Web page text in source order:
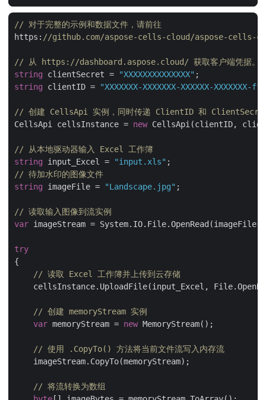
// 对于完整的示例和数据文件，请前往
https: //github.com/aspose-cells-cloud/aspose-cells-
// 从 https://dashboard.aspose.cloud/ 获取客户端凭据。
string clientSecret = "XXXXXXXXXXXXXX"
string clientID = "XXXXXXX-XXXXXXX-XXXXXX-XXXXXXX-
// 创建 CellsApi 实例，同时传递 ClientID 和
CellsApi cellsInstance = new CellsApi(clientID,
// 从本地驱动器输入 Excel 工作簿
string input_Excel = "input.xls"
// 待加水印的图像文件
string imageFile = "Landscape.jpg" ;
// 读取输入图像到流实例
var imageStream = System.IO.File.OpenRead(imageFile);
try
{
// 读取 Excel 工作簿并上传到云存储
cellsInstance.UploadFile(input_Excel,
// 创建 memoryStream 实例
var memoryStream = new MemoryStream();
// 使用 .CopyTo() 方法将当前文件流写入内存流
    imageStream.CopyTo(memoryStream);
// 将流转换为数组